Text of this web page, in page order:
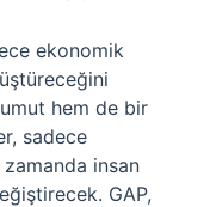
ekonomik
hem de bir
sadece
zamanda insan
GAP,